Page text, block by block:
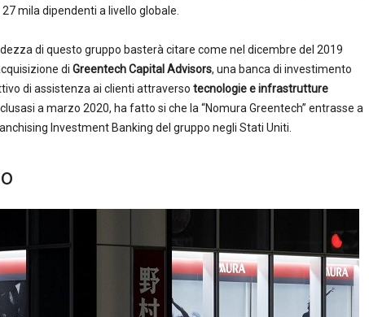
mila dipendenti a livello globale.
di questo gruppo basterà citare come nel dicembre del 2019
di Greentech Capital Advisors, una banca di investimento
di assistenza ai clienti attraverso tecnologie e infrastrutture
a marzo 2020, ha fatto si che la “Nomura Greentech” entrasse a
Investment Banking del gruppo negli Stati Uniti.